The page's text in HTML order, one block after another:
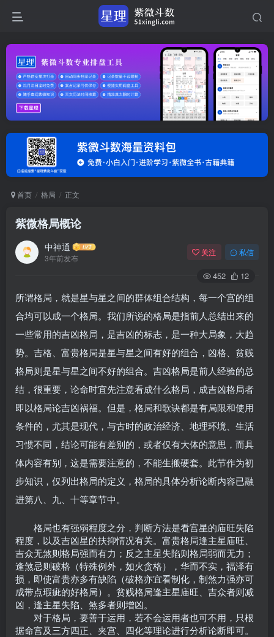
首页 格局 正文
紫微格局概论
中神通
3年前发布
关注 私信
452 12
所谓格局，就是星与星之间的群体组合结构，每一个宫的组
合均可以成一个格局。我们所说的格局是指前人总结出来的
一些常用的吉凶格局，是吉凶的标志，是一种大局象，大趋
势。吉格、富贵格局是星与星之间有好的组合，凶格、贫贱
格局则是星与星之间不好的组合。吉凶格局是前人经验的总
结，很重要，论命时宜先注意看成什么格局，成吉凶格局者
即以格局论吉凶祸福。但是，格局和歌诀都是有局限和使用
条件的，尤其是现代，与古时的政治经济、地理环境、生活
习惯不同，结论可能有差别的，或者仅有大体的意思，而具
体内容有别，这是需要注意的，不能生搬硬套。此节作为初
步知识，仅列出格局的定义，格局的具体分析论断内容已融
进第八、九、十等章节中。
格局也有强弱程度之分，判断方法是看宫星的庙旺失陷
程度，以及吉凶星的扶抑情况有关。富贵格局逢主星庙旺、
吉众无煞则格局强而有力；反之主星失陷则格局弱而无力；
逢煞忌则破格（特殊例外，如火贪格），华而不实，福泽有
损，即使富贵亦多有缺陷（破格亦宜看制化，制煞力强亦可
成带点瑕疵的好格局）。贫贱格局逢主星庙旺、吉众者则减
凶，逢主星失陷、煞多者则增凶。
对于格局，要善于运用，若不会运用者也可不用，只根
据命宫及三方四正、夹宫、四化等理论进行分析论断即可。